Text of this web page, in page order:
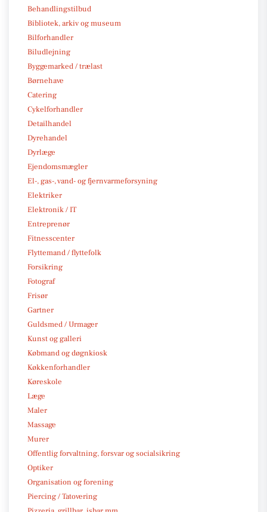
Behandlingstilbud
Bibliotek, arkiv og museum
Bilforhandler
Biludlejning
Byggemarked / trælast
Børnehave
Catering
Cykelforhandler
Detailhandel
Dyrehandel
Dyrlæge
Ejendomsmægler
El-, gas-, vand- og fjernvarmeforsyning
Elektriker
Elektronik / IT
Entreprenør
Fitnesscenter
Flyttemand / flyttefolk
Forsikring
Fotograf
Frisør
Gartner
Guldsmed / Urmager
Kunst og galleri
Købmand og døgnkiosk
Køkkenforhandler
Køreskole
Læge
Maler
Massage
Murer
Offentlig forvaltning, forsvar og socialsikring
Optiker
Organisation og forening
Piercing / Tatovering